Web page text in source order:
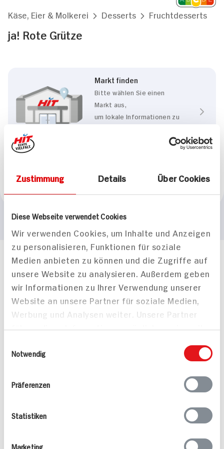
Zustimmung Details Über Cookies
Diese Webseite verwendet Cookies
Wir verwenden Cookies, um Inhalte und Anzeigen
zu personalisieren, Funktionen für soziale
Medien anbieten zu können und die Zugriffe auf
unsere Website zu analysieren. Außerdem geben
wir Informationen zu Ihrer Verwendung unserer
Website an unsere Partner für soziale Medien,
Werbung und Analysen weiter. Unsere Partner
führen diese Informationen möglicherweise mit
bereitgestellt haben oder die sie im Rahmen
Notwendig
Präferenzen
Statistiken
Marketing
Käse, Eier & Molkerei Desserts Fruchtdesserts
ja! Rote Grütze
Markt finden
Bitte wählen Sie einen
Markt aus,
um lokale Informationen zu
Marke
ja!
Häufig gestellte Fragen
Mehr Informationen in unserem FAQ
kontakt
hit.de
Wir beantworten gerne Ihre Fragen
(0228) 42967 0
Angebote & Coupons
Rezepte
Sortiment